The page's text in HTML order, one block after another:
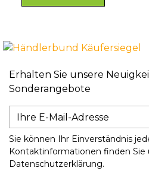
Erhalten Sie unsere
Sonderangebote
Sie können Ihr Einverständnis
Kontaktinformationen finden Sie
Datenschutzerklärung.